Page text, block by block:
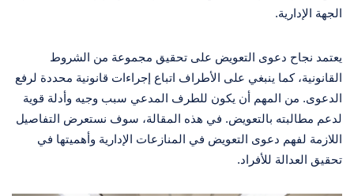
الجهة الإدارية.
يعتمد نجاح دعوى التعويض على تحقيق مجموعة من الشروط
القانونية، كما ينبغي على الأطراف اتباع إجراءات قانونية محددة لرفع
الدعوى. من المهم أن يكون للطرف المدعي سبب وجيه وأدلة قوية
لدعم مطالبته بالتعويض. في هذه المقالة، سوف نستعرض التفاصيل
اللازمة لفهم دعوى التعويض في المنازعات الإدارية وأهميتها في
تحقيق العدالة للأفراد.